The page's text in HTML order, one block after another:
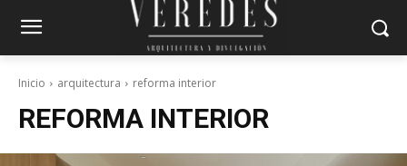
Inicio arquitectura reforma interior
REFORMA INTERIOR